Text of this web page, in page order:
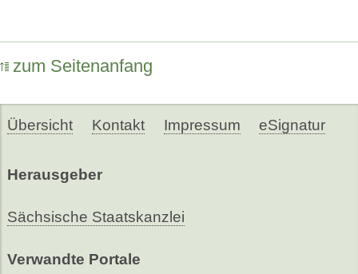
zum Seitenanfang
Übersicht Kontakt Impressum eSignatur
Herausgeber
Sächsische Staatskanzlei
Verwandte Portale